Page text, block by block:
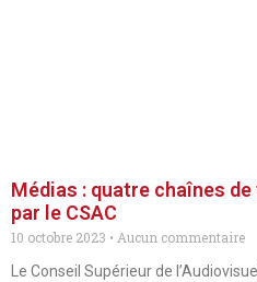
Médias : quatre chaînes
par le CSAC
10 octobre 2023
Aucun commentaire
Le Conseil Supérieur de